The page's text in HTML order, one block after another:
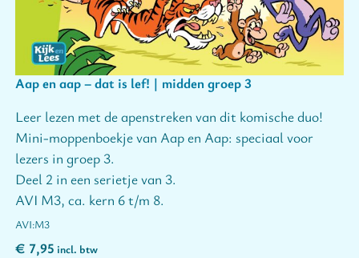
Aap en aap – dat is lef! | midden groep 3
Leer lezen met de apenstreken van dit komische duo!
Mini-moppenboekje van Aap en Aap: speciaal voor
lezers in groep 3.
Deel 2 in een serietje van 3.
AVI M3, ca. kern 6 t/m 8.
M3
€ 7,95 incl. btw